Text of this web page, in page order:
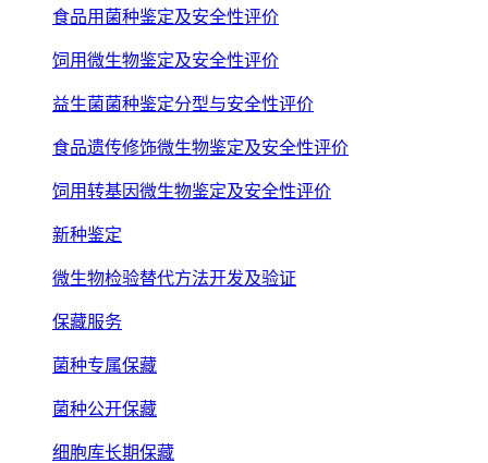
食品用菌种鉴定及安全性评价
饲用微生物鉴定及安全性评价
益生菌菌种鉴定分型与安全性评价
食品遗传修饰微生物鉴定及安全性评价
饲用转基因微生物鉴定及安全性评价
新种鉴定
微生物检验替代方法开发及验证
保藏服务
菌种专属保藏
菌种公开保藏
细胞库长期保藏